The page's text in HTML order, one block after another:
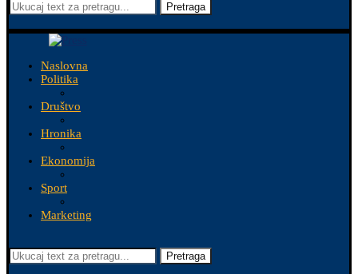
Pretraga
Naslovna
Politika
Društvo
Hronika
Ekonomija
Sport
Marketing
Pretraga